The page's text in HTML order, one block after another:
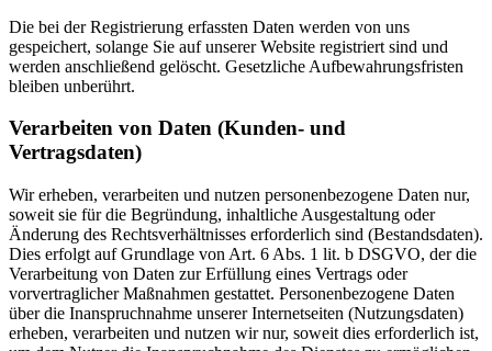
Die bei der Registrierung erfassten Daten werden von uns
gespeichert, solange Sie auf unserer Website registriert sind und
werden anschließend gelöscht. Gesetzliche Aufbewahrungsfristen
bleiben unberührt.
Verarbeiten von Daten (Kunden- und
Vertragsdaten)
Wir erheben, verarbeiten und nutzen personenbezogene Daten nur,
soweit sie für die Begründung, inhaltliche Ausgestaltung oder
Änderung des Rechtsverhältnisses erforderlich sind (Bestandsdaten).
Dies erfolgt auf Grundlage von Art. 6 Abs. 1 lit. b DSGVO, der die
Verarbeitung von Daten zur Erfüllung eines Vertrags oder
vorvertraglicher Maßnahmen gestattet. Personenbezogene Daten
über die Inanspruchnahme unserer Internetseiten (Nutzungsdaten)
erheben, verarbeiten und nutzen wir nur, soweit dies erforderlich ist,